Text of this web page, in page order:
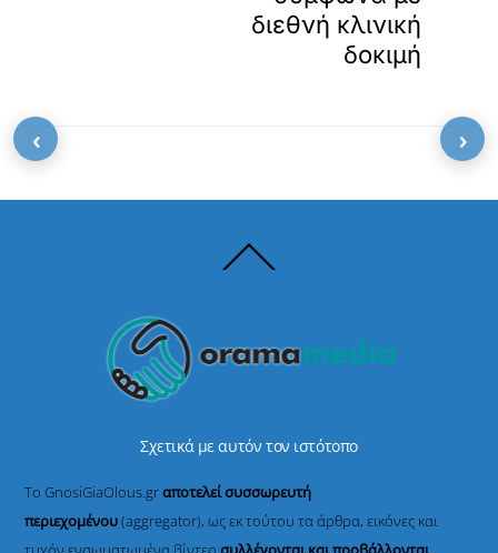
διεθνή κλινική
δοκιμή
To
Σχετικά με αυτόν τον ιστότοπο
Το GnosiGiaOlous.grαποτελεί συσσωρευτή
περιεχομένου(aggregator), ως εκ τούτου τα άρθρα, εικόνες και
‹ ›